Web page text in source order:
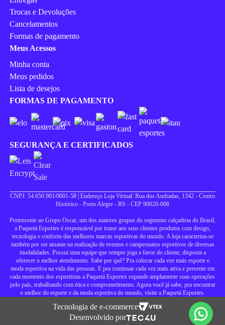
Trocas e Devoluções
Cancelamentos
Formas de pagamento
Meus Acessos
Minha conta
Meus pedidos
Lista de desejos
FORMAS DE PAGAMENTO
SEGURANÇA E CERTIFICADOS
CNPJ: 54.650.901/0001-58 | Endereço Loja Virtual: Rua dos Andradas, 1342 - Centro
Histórico - Porto Alegre - RS - CEP 90020-008
Pertencente ao Grupo Oscar, um dos maiores grupos do segmento calçadista do Brasil,
a Paquetá Esportes é responsável por trazer aos seus clientes produtos com design,
tecnologia e conforto das melhores marcas esportivas do mundo. A loja caracteriza-se
também por ser atuante na realização de eventos e campeonatos esportivos de diversas
modalidades. Possui uma equipe que sempre joga a favor do cliente, disposta a
oferecer o melhor atendimento. Sabe por quê? Pra colocar cada vez mais esporte e
moda esportiva na vida das pessoas. E pra continuar cada vez mais ativa e presente em
cada momento dos esportistas a Paquetá Esportes expande amplamente suas operações
pelo país, trabalhando com ética e comprometimento. Agora você já sabe, pra encontrar
o melhor do esporte e da moda esportiva do mundo, visite a Paquetá Esportes.
Tecnologia de e-commerce
Desenvolvido por